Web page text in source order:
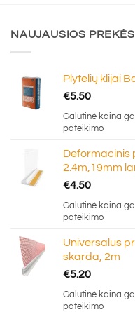
NAUJAUSIOS PREKĖS
Plytelių klijai
€5.50
Galutinė kaina
pateikimo
Deformacinis
2.4m,19mm
€4.50
Galutinė kaina
pateikimo
Universalus
skarda, 2m
€5.20
Galutinė kaina
pateikimo